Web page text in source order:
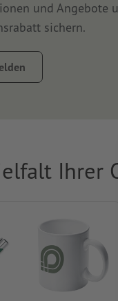
und Angebote
sichern.
Ihrer